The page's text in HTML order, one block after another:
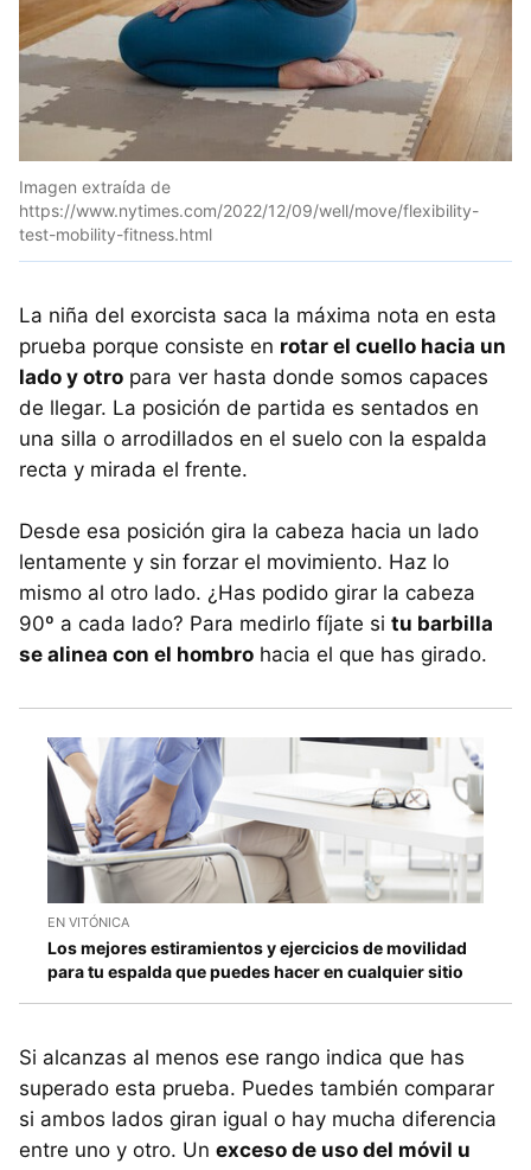
Imagen extraída de
https://www.nytimes.com/2022/12/09/well/move/flexibility-
test-mobility-fitness.html
La niña del exorcista saca la máxima nota en esta
prueba porque consiste en rotar el cuello hacia un
lado y otro para ver hasta donde somos capaces
de llegar. La posición de partida es sentados en
una silla o arrodillados en el suelo con la espalda
recta y mirada el frente.
Desde esa posición gira la cabeza hacia un lado
lentamente y sin forzar el movimiento. Haz lo
mismo al otro lado. ¿Has podido girar la cabeza
90º a cada lado? Para medirlo fíjate si tu barbilla
se alinea con el hombro hacia el que has girado.
EN VITÓNICA
Los mejores estiramientos y ejercicios de movilidad
para tu espalda que puedes hacer en cualquier sitio
Si alcanzas al menos ese rango indica que has
superado esta prueba. Puedes también comparar
si ambos lados giran igual o hay mucha diferencia
entre uno y otro. Un exceso de uso del móvil u